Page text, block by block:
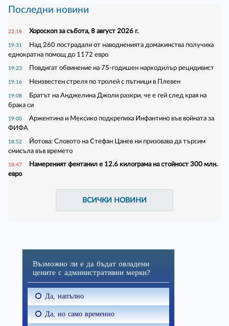
Последни новини
22:18 Хороскоп за събота, 8 август 2026 г.
19:31
Над 260 пострадали от наводненията домакинства получиха
еднократна помощ до 1172 евро
19:23 Повдигат обвинение на 75-годишен наркодилър рецидивист
19:16 Неизвестен стреля по тролей с пътници в Плевен
19:08
Братът на Анджелина Джоли разкри, че е гей след края на
брака си
19:00
Аржентина и Мексико подкрепиха Инфантино във войната за
ФИФА
18:52
Йотова: Словото на Стефан Цанев ни призовава да търсим
смисъла във времето
18:47
Намереният фентанил е 12.6 килограма на стойност 300 млн.
евро
ВСИЧКИ НОВИНИ